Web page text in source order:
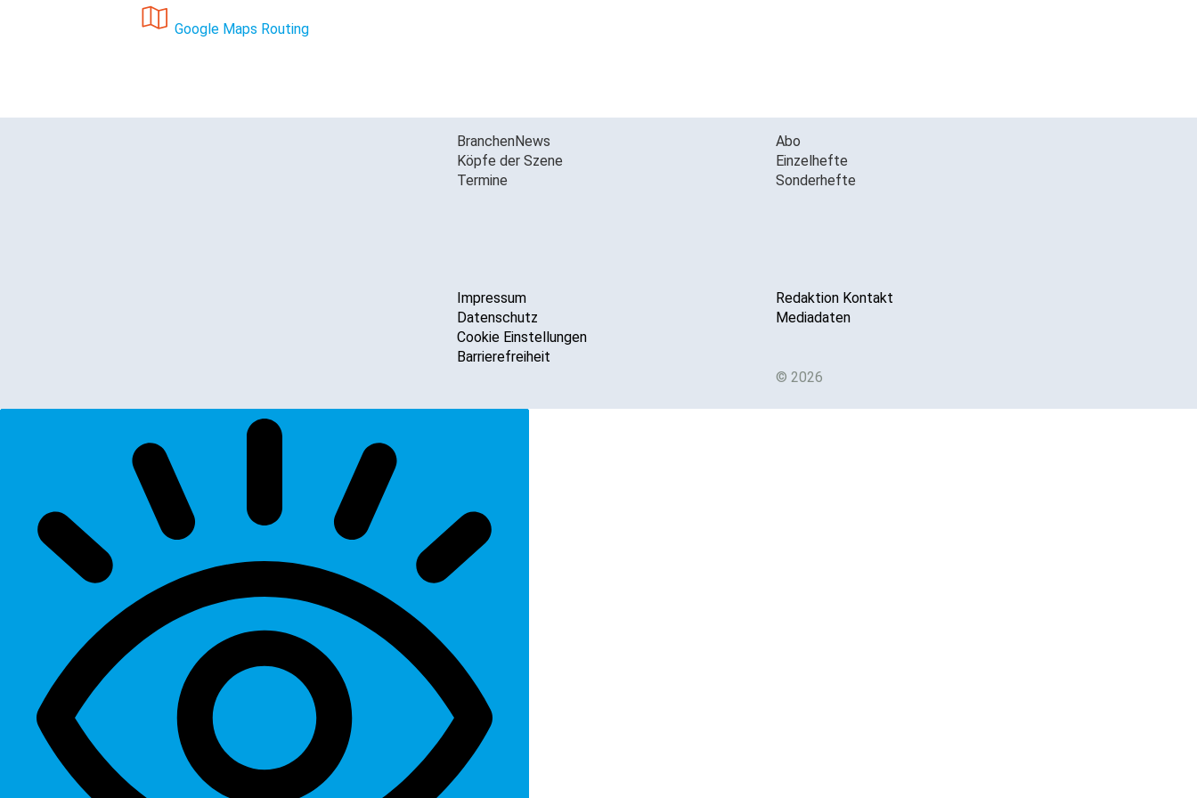
Google Maps Routing
BranchenNews
Köpfe der Szene
Termine
Impressum
Datenschutz
Cookie Einstellungen
Barrierefreiheit
Abo
Einzelhefte
Sonderhefte
Redaktion Kontakt
Mediadaten
© 2026